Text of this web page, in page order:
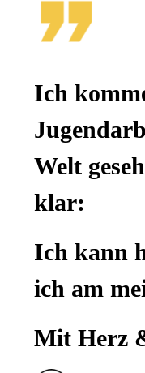
Ich
Welt
klar:
Ich kann
ich am
Mit Herz